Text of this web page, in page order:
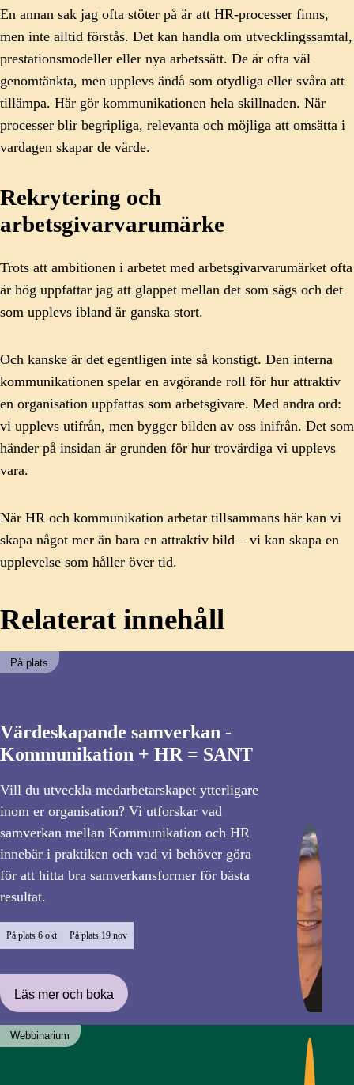
En annan sak jag ofta stöter på är att HR-processer finns,
men inte alltid förstås. Det kan handla om utvecklingssamtal,
prestationsmodeller eller nya arbetssätt. De är ofta väl
genomtänkta, men upplevs ändå som otydliga eller svåra att
tillämpa. Här gör kommunikationen hela skillnaden. När
processer blir begripliga, relevanta och möjliga att omsätta i
vardagen skapar de värde.
Rekrytering och
arbetsgivarvarumärke
Trots att ambitionen i arbetet med arbetsgivarvarumärket ofta
är hög uppfattar jag att glappet mellan det som sägs och det
som upplevs ibland är ganska stort.
Och kanske är det egentligen inte så konstigt. Den interna
kommunikationen spelar en avgörande roll för hur attraktiv
en organisation uppfattas som arbetsgivare. Med andra ord:
vi upplevs utifrån, men bygger bilden av oss inifrån. Det som
händer på insidan är grunden för hur trovärdiga vi upplevs
vara.
När HR och kommunikation arbetar tillsammans här kan vi
skapa något mer än bara en attraktiv bild – vi kan skapa en
upplevelse som håller över tid.
Relaterat innehåll
På plats
Värdeskapande samverkan -
Kommunikation + HR = SANT
Vill du utveckla medarbetarskapet ytterligare
inom er organisation? Vi utforskar vad
samverkan mellan Kommunikation och HR
innebär i praktiken och vad vi behöver göra
för att hitta bra samverkansformer för bästa
resultat.
På plats 6 okt På plats 19 nov
Läs mer och boka
Webbinarium